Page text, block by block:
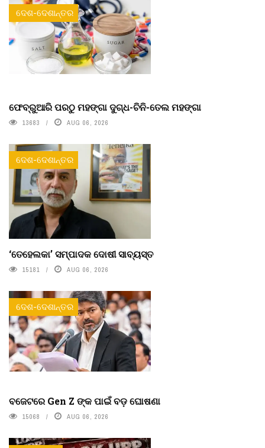
ଦେଶ-ଦେଶାନ୍ତର
ଫେବ୍ରୁଆରି ପରଠୁ ମହଙ୍ଗା ଦୁଗ୍ଧ-ଚିନି-ତେଲ ମହଙ୍ଗା
13683 AUG 06, 2026
ଦେଶ-ଦେଶାନ୍ତର
‘ତେହେଲକା’ ସମ୍ପାଦକ ଦୋଷୀ ସାବ୍ୟସ୍ତ
15181 AUG 06, 2026
ଦେଶ-ଦେଶାନ୍ତର
ବଜେଟରେ Gen Z ଙ୍କ ପାଇଁ ବଡ଼ ଘୋଷଣା
15068 AUG 06, 2026